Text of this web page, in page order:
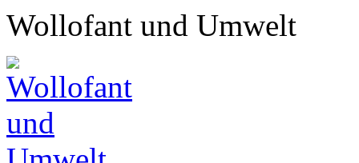
Wollofant und Umwelt